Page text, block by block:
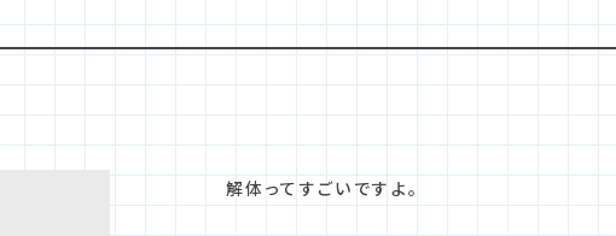
解体ってすごいですよ。